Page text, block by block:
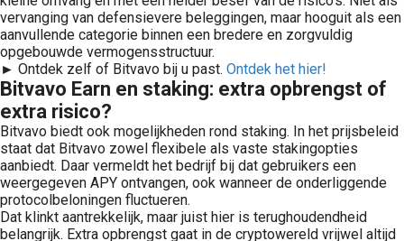
vervanging van defensievere beleggingen, maar hooguit als een
aanvullende categorie binnen een bredere en zorgvuldig
opgebouwde vermogensstructuur.
► Ontdek zelf of Bitvavo bij u past. Ontdek het hier!
Bitvavo Earn en staking: extra opbrengst of
extra risico?
Bitvavo biedt ook mogelijkheden rond staking. In het prijsbeleid
staat dat Bitvavo zowel flexibele als vaste stakingopties
aanbiedt. Daar vermeldt het bedrijf bij dat gebruikers een
weergegeven APY ontvangen, ook wanneer de onderliggende
protocolbeloningen fluctueren.
Dat klinkt aantrekkelijk, maar juist hier is terughoudendheid
belangrijk. Extra opbrengst gaat in de cryptowereld vrijwel altijd